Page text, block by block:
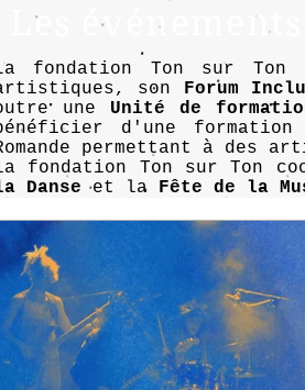
Les
fondation Ton sur
son Forum
une Unité de
d'une
permettant à des
fondation Ton sur Ton
Danse et la Fête de la